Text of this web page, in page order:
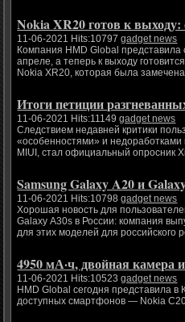
Nokia XR20 готов к
11-06-2021 Hits:10797gadget news
Компания HMD Global
апреле, а теперь к выходу
Nokia XR20, которая была
Итоги петиции
11-06-2021 Hits:11149gadget news
Следствием недавней критики
«особенностями» и
MIUI, стал официальный опросник
Samsung Galaxy A20 и
11-06-2021 Hits:10798gadget news
Хорошая новость для
Galaxy A30s в России: компания
для этих моделей для российского
4950 мА·ч, двойная камера
11-06-2021 Hits:10523gadget news
HMD Global сегодня представила в
доступных смартфонов — Nokia